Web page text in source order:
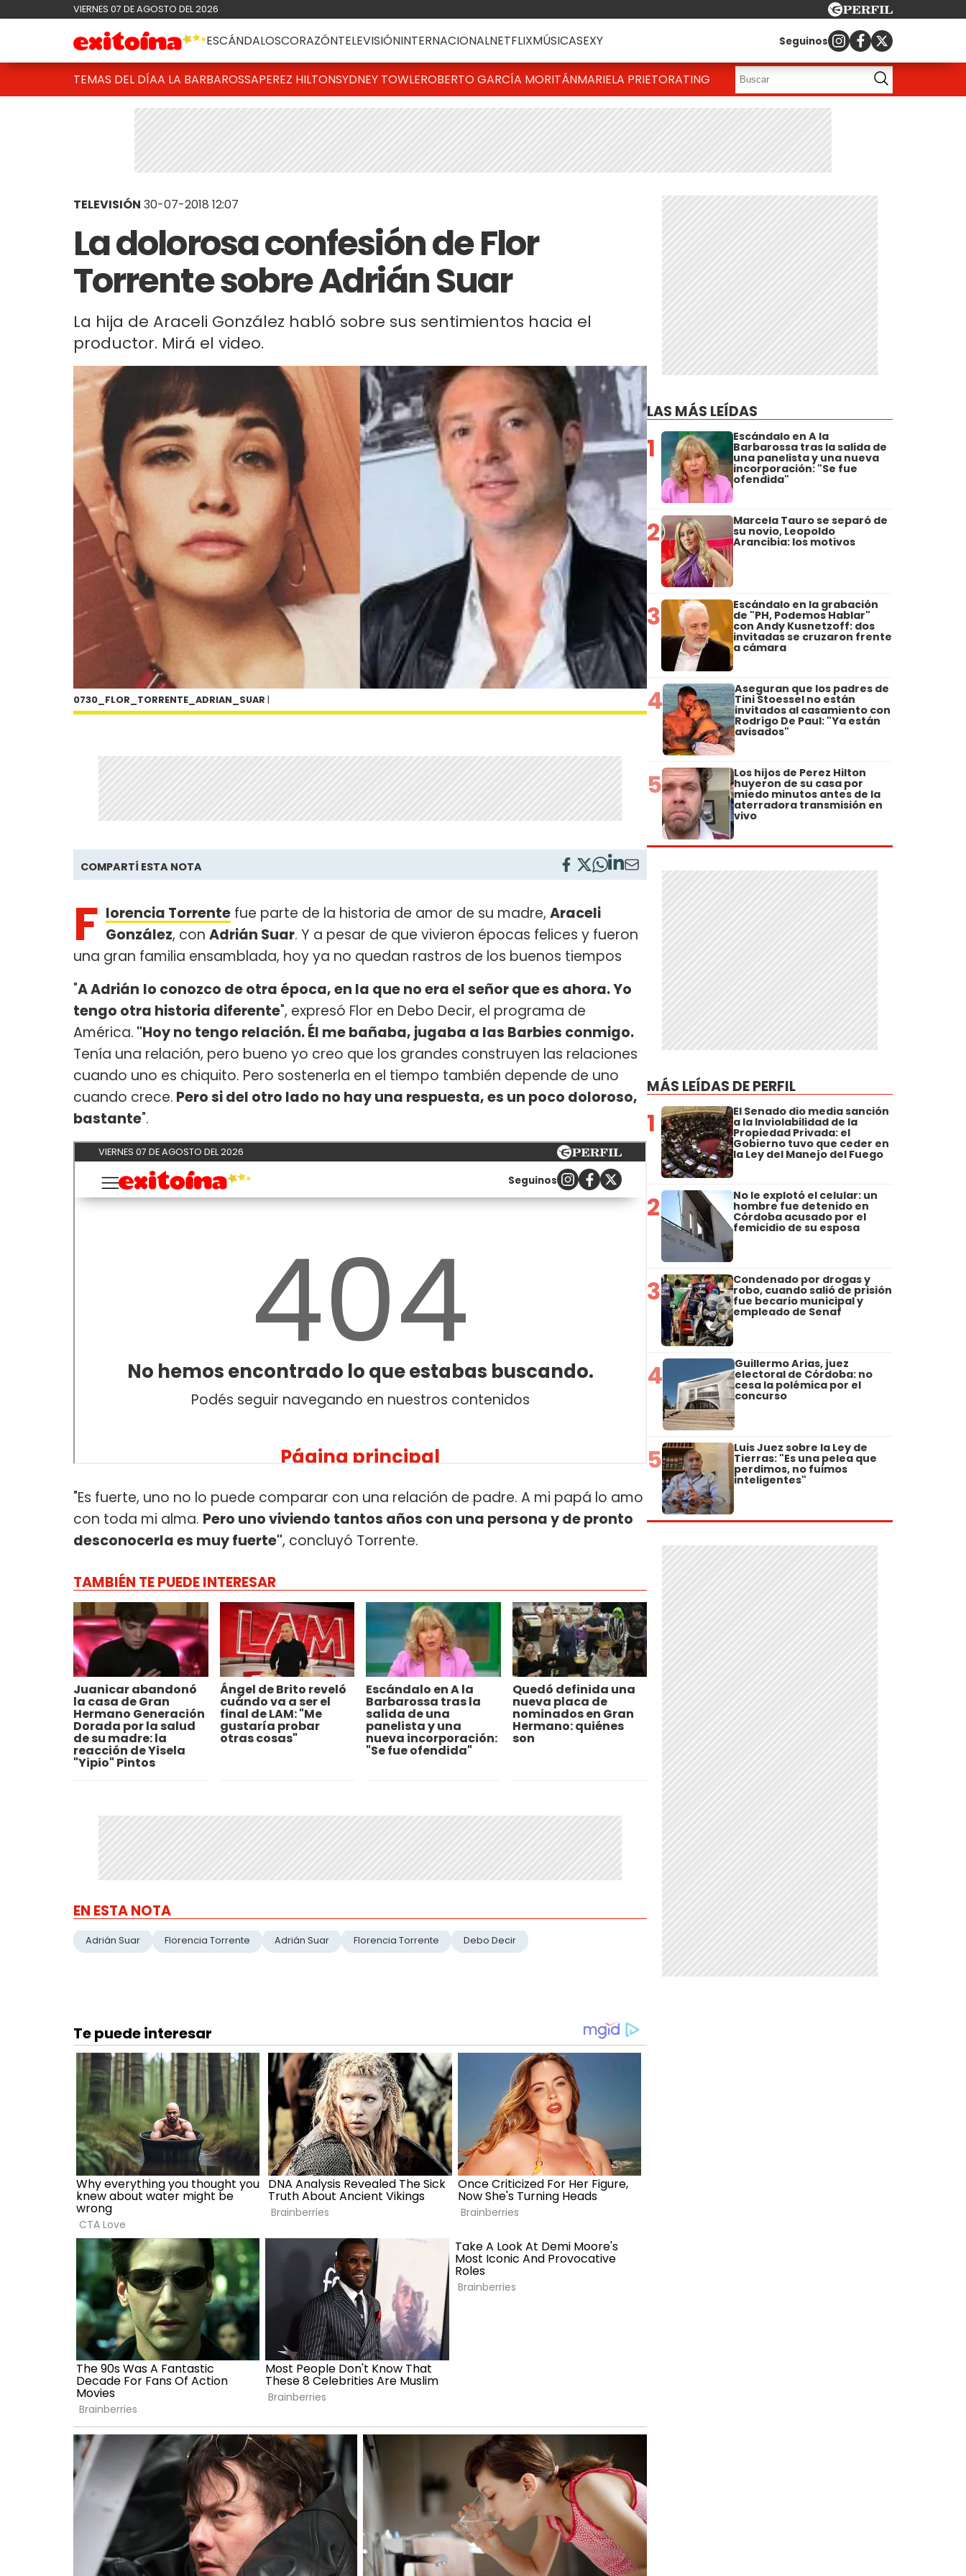
VIERNES 07 DE AGOSTO DEL 2026
ESCÁNDALOSCORAZÓNTELEVISIÓNINTERNACIONALNETFLIXMÚSICASEXY Seguinos
TEMAS DEL DÍAA LA BARBAROSSAPEREZ HILTONSYDNEY TOWLEROBERTO GARCÍA MORITÁNMARIELA PRIETORATING
TELEVISIÓN 30-07-2018 12:07
La dolorosa confesión de Flor
Torrente sobre Adrián Suar
La hija de Araceli González habló sobre sus sentimientos hacia el
productor. Mirá el video.
0730_FLOR_TORRENTE_ADRIAN_SUAR |
COMPARTÍ ESTA NOTA
F lorencia Torrente fue parte de la historia de amor de su madre, Araceli
González, con Adrián Suar. Y a pesar de que vivieron épocas felices y fueron
una gran familia ensamblada, hoy ya no quedan rastros de los buenos tiempos
"A Adrián lo conozco de otra época, en la que no era el señor que es ahora. Yo
tengo otra historia diferente", expresó Flor en Debo Decir, el programa de
América. "Hoy no tengo relación. Él me bañaba, jugaba a las Barbies conmigo.
Tenía una relación, pero bueno yo creo que los grandes construyen las relaciones
cuando uno es chiquito. Pero sostenerla en el tiempo también depende de uno
cuando crece. Pero si del otro lado no hay una respuesta, es un poco doloroso,
bastante".
"Es fuerte, uno no lo puede comparar con una relación de padre. A mi papá lo amo
con toda mi alma. Pero uno viviendo tantos años con una persona y de pronto
desconocerla es muy fuerte", concluyó Torrente.
TAMBIÉN TE PUEDE INTERESAR
Juanicar abandonó
la casa de Gran
Hermano Generación
Dorada por la salud
de su madre: la
reacción de Yisela
"Yipio" Pintos
Ángel de Brito reveló
cuándo va a ser el
final de LAM: "Me
gustaría probar
otras cosas"
Escándalo en A la
Barbarossa tras la
salida de una
panelista y una
nueva incorporación:
"Se fue ofendida"
Quedó definida una
nueva placa de
nominados en Gran
Hermano: quiénes
son
EN ESTA NOTA
Adrián Suar Florencia Torrente Adrián Suar Florencia Torrente Debo Decir
LAS MÁS LEÍDAS
1 Escándalo en A la
Barbarossa tras la salida de
una panelista y una nueva
incorporación: "Se fue
ofendida"
2 Marcela Tauro se separó de
su novio, Leopoldo
Arancibia: los motivos
3 Escándalo en la grabación
de "PH, Podemos Hablar"
con Andy Kusnetzoff: dos
invitadas se cruzaron frente
a cámara
4 Aseguran que los padres de
Tini Stoessel no están
invitados al casamiento con
Rodrigo De Paul: "Ya están
avisados"
5 Los hijos de Perez Hilton
huyeron de su casa por
miedo minutos antes de la
aterradora transmisión en
vivo
MÁS LEÍDAS DE PERFIL
1 El Senado dio media sanción
a la Inviolabilidad de la
Propiedad Privada: el
Gobierno tuvo que ceder en
la Ley del Manejo del Fuego
2 No le explotó el celular: un
hombre fue detenido en
Córdoba acusado por el
femicidio de su esposa
3 Condenado por drogas y
robo, cuando salió de prisión
fue becario municipal y
empleado de Senaf
4 Guillermo Arias, juez
electoral de Córdoba: no
cesa la polémica por el
concurso
5 Luis Juez sobre la Ley de
Tierras: "Es una pelea que
perdimos, no fuimos
inteligentes"